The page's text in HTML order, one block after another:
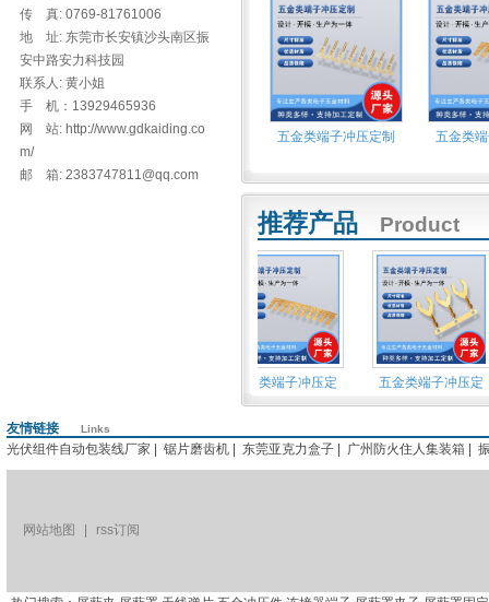
传 真: 0769-81761006
地 址: 东莞市长安镇沙头南区振
安中路安力科技园
联系人: 黄小姐
手 机：13929465936
网 站: http://www.gdkaiding.co
m/
邮 箱: 2383747811@qq.com
五金类端子冲压定制 五金类
推荐产品 Product
五金类端子冲压定 五金类端子冲压定
友情链接 Links
光伏组件自动包装线厂家 锯片磨齿机| 东莞亚克力盒子| 广州防火住人集装箱
网站地图 rss订阅